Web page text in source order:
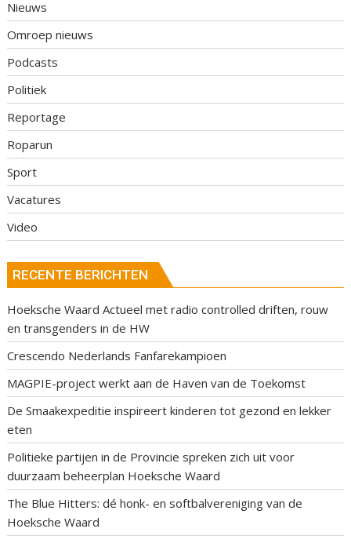
Nieuws
Omroep nieuws
Podcasts
Politiek
Reportage
Roparun
Sport
Vacatures
Video
RECENTE BERICHTEN
Hoeksche Waard Actueel met radio controlled driften, rouw
en transgenders in de HW
Crescendo Nederlands Fanfarekampioen
MAGPIE-project werkt aan de Haven van de Toekomst
De Smaakexpeditie inspireert kinderen tot gezond en lekker
eten
Politieke partijen in de Provincie spreken zich uit voor
duurzaam beheerplan Hoeksche Waard
The Blue Hitters: dé honk- en softbalvereniging van de
Hoeksche Waard